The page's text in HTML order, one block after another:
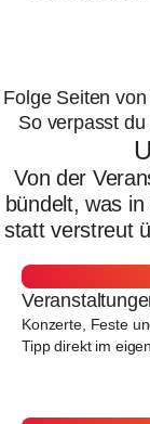
Folge Seiten
So verpasst
Von der
bündelt, was
statt verstreut
Konzerte, Feste
Tipp direkt im